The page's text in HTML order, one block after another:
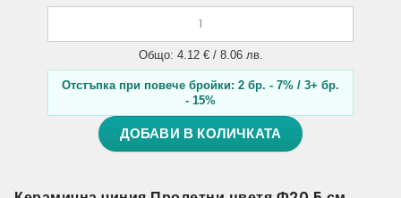
Общо: 4.12 € / 8.06 лв.
Отстъпка при повече бройки: 2 бр. - 7% / 3+ бр.
- 15%
ДОБАВИ В КОЛИЧКАТА